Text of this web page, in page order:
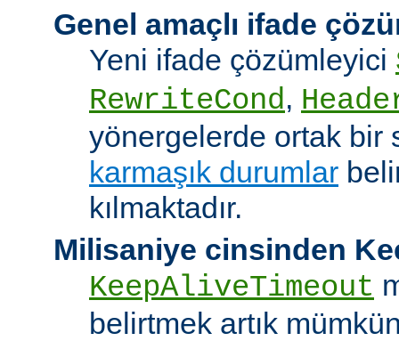
Genel amaçlı ifade
Yeni ifade çözümleyici
RewriteCond,
yönergelerde ortak bir
karmaşık durumlar
kılmaktadır.
Milisaniye cinsinden
KeepAliveTimeout
belirtmek artık